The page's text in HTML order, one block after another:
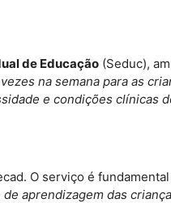
de Educação (Seduc),
na semana para as
e condições clínicas
O serviço é
aprendizagem das